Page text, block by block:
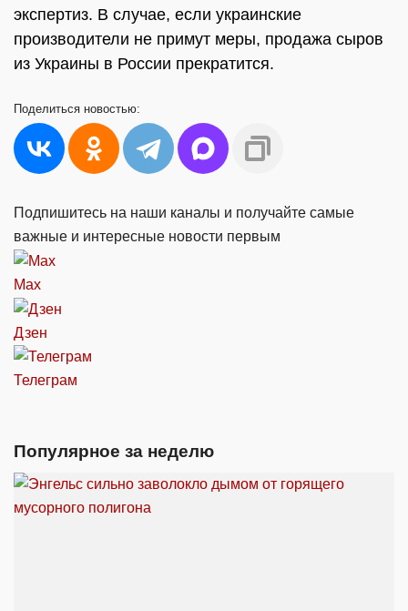
экспертиз. В случае, если украинские
производители не примут меры, продажа сыров
из Украины в России прекратится.
Поделиться новостью:
Подпишитесь на наши каналы и получайте самые
важные и интересные новости первым
Max
Дзен
Телеграм
Популярное за неделю